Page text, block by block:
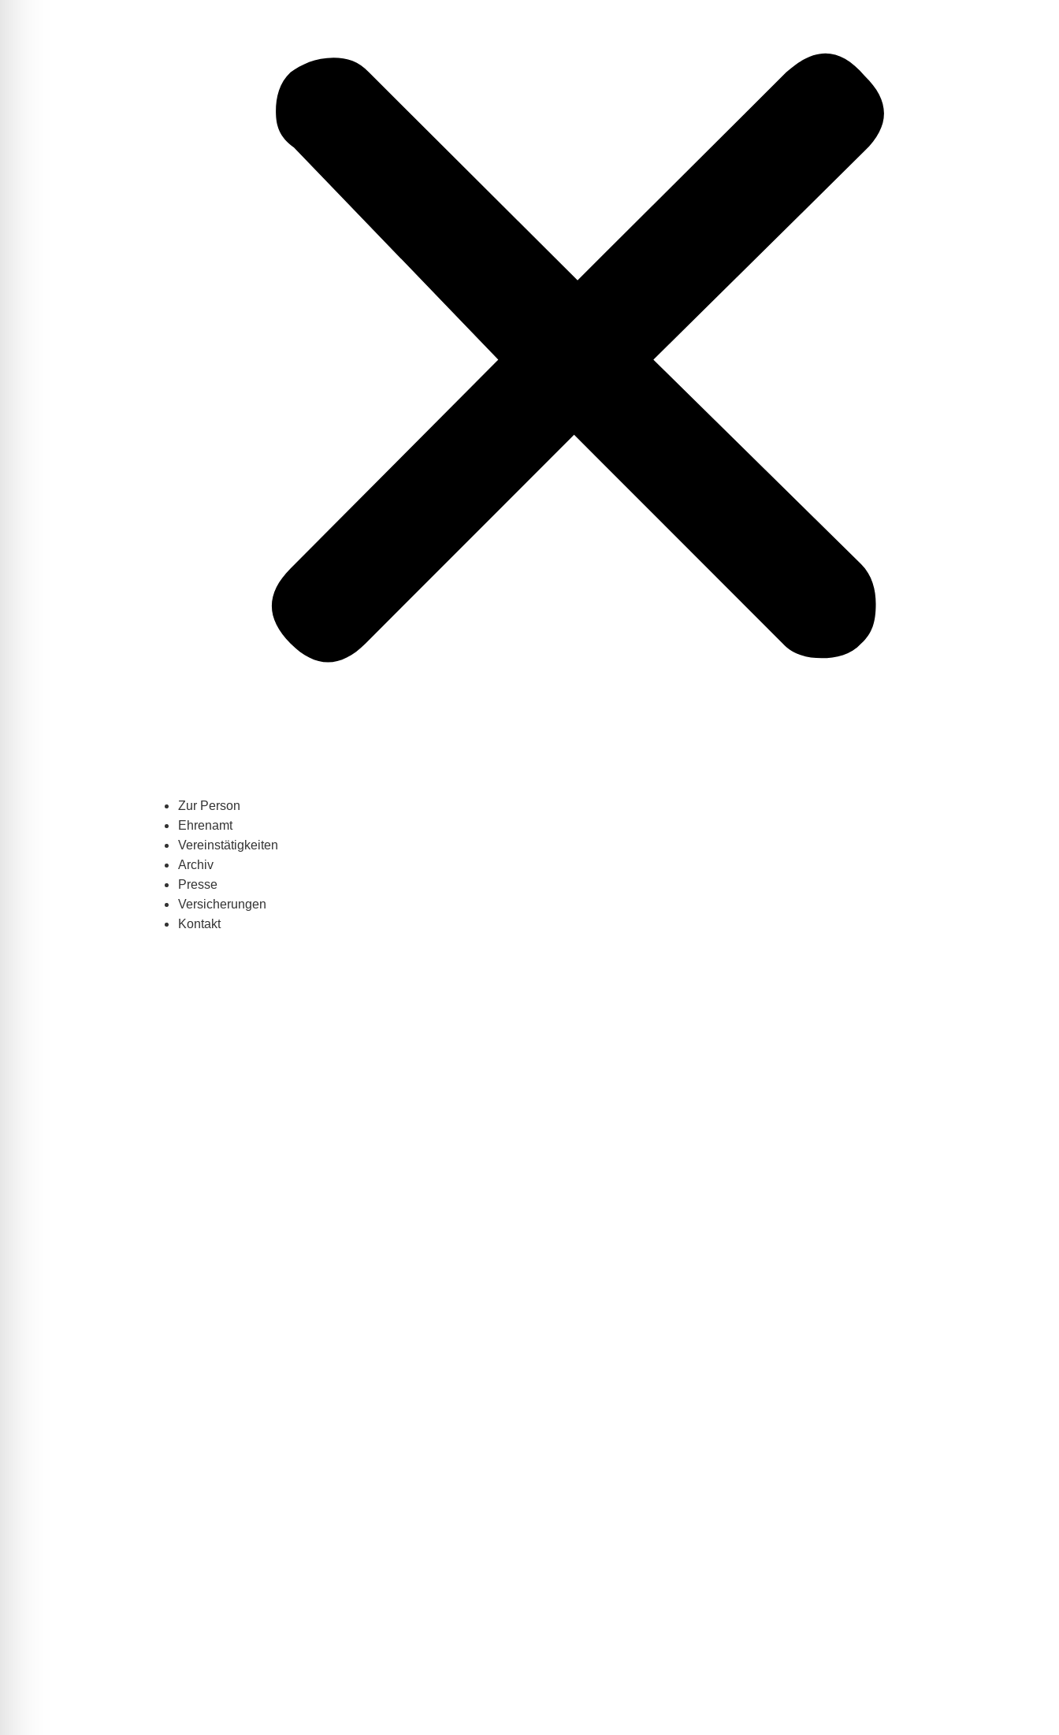
Zur Person
Ehrenamt
Vereinstätigkeiten
Archiv
Presse
Versicherungen
Kontakt